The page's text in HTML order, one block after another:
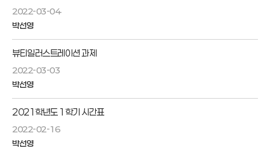
2022-03-04
박선영
뷰티일러스트레이션 과제
2022-03-03
박선영
2021학년도 1학기 시간표
2022-02-16
박선영